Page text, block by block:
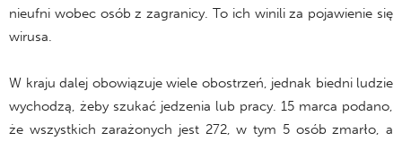
nieufni wobec osób z zagranicy. To ich winili za pojawienie się
wirusa.
W kraju dalej obowiązuje wiele obostrzeń, jednak biedni ludzie
wychodzą, żeby szukać jedzenia lub pracy. 15 marca podano,
że wszystkich zarażonych jest 272, w tym 5 osób zmarło, a